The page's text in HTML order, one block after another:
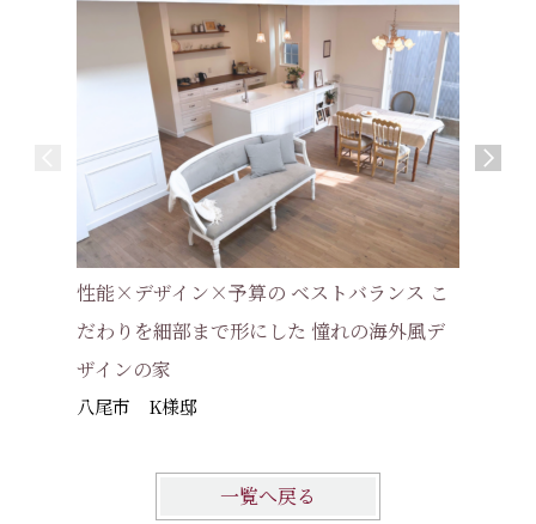
性能×デザイン×予算の ベストバランス こ
だわりを細部まで形にした 憧れの海外風デ
ザインの家
八尾市 K様邸
一覧へ戻る